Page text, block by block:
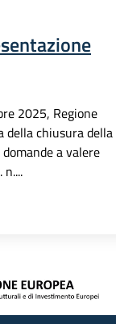
2025, Regione
della chiusura della
a valere